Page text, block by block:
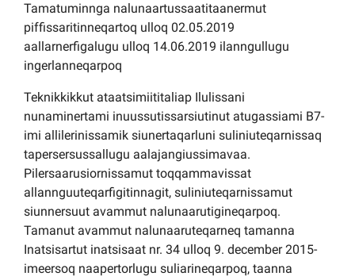
Tamatuminnga nalunaartussaatitaanermut
piffissaritinneqartoq ulloq 02.05.2019
aallarnerfigalugu ulloq 14.06.2019 ilanngullugu
ingerlanneqarpoq
Teknikkikkut ataatsimiititaliap Ilulissani
nunaminertami inuussutissarsiutinut atugassiami B7-
imi allilerinissamik siunertaqarluni suliniuteqarnissaq
tapersersussallugu aalajangiussimavaa.
Pilersaarusiornissamut toqqammavissat
allannguuteqarfigitinnagit, suliniuteqarnissamut
siunnersuut avammut nalunaarutigineqarpoq.
Tamanut avammut nalunaaruteqarneq tamanna
Inatsisartut inatsisaat nr. 34 ulloq 9. december 2015-
imeersoq naapertorlugu suliarineqarpoq, taanna